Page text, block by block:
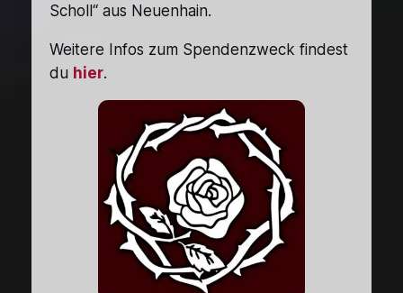
Scholl“ aus Neuenhain.
Weitere Infos zum Spendenzweck findest
du hier.